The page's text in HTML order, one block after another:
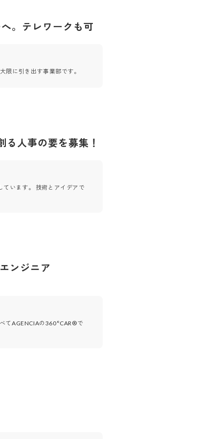
。テレワークも可
限に引き出す事業部です。
る人事の要を募集！
ています。 技術とアイデアで
ンジニア
てAGENCIAの360°CAR®で